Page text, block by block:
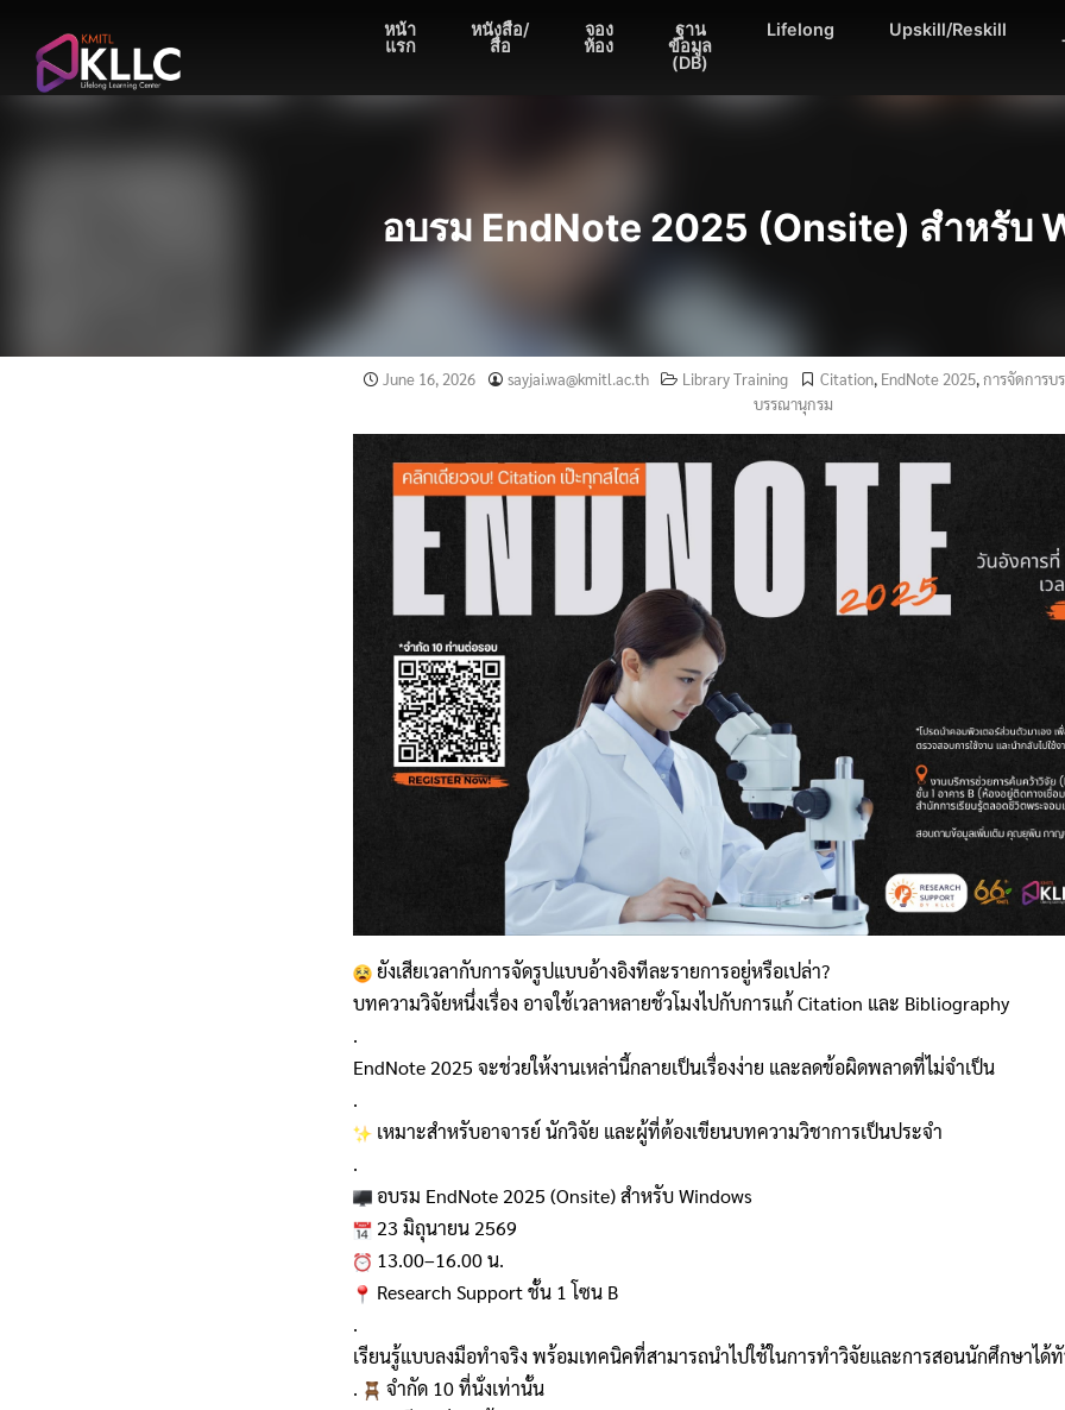
content
หน้า
แรก
หนังสือ/
สื่อ
จอง
ห้อง
ฐาน
ข้อมูล
(DB)
Lifelong
Upskill/Reskill
อบรม EndNote 2025 (Onsite) สำหรับ
June 16, 2026 sayjai.wa@kmitl.ac.th Library Training Citation, EndNote 2025,การจัดการบ
บรรณานุกรม
ยังเสียเวลากับการจัดรูปแบบอ้างอิงทีละรายการอยู่หรือเปล่า?
บทความวิจัยหนึ่งเรื่อง อาจใช้เวลาหลายชั่วโมงไปกับการแก้ Citation และ Bibliography
.
EndNote 2025 จะช่วยให้งานเหล่านี้กลายเป็นเรื่องง่าย และลดข้อผิดพลาดที่ไม่จำเป็น
.
เหมาะสำหรับอาจารย์ นักวิจัย และผู้ที่ต้องเขียนบทความวิชาการเป็นประจำ
.
อบรม EndNote 2025 (Onsite) สำหรับ Windows
23 มิถุนายน 2569
13.00–16.00 น.
Research Support ชั้น 1 โซน B
.
เรียนรู้แบบลงมือทำจริง พร้อมเทคนิคที่สามารถนำไปใช้ในการทำวิจัยและการสอนนักศึกษาได้
.
จำกัด 10 ที่นั่งเท่านั้น